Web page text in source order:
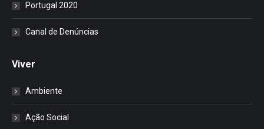
Portugal 2020
Canal de Denúncias
Viver
Ambiente
Ação Social